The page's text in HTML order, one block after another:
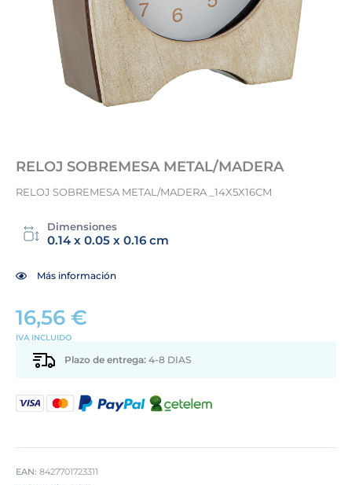
RELOJ SOBREMESA METAL/MADERA
RELOJ SOBREMESA METAL/MADERA _14X5X16CM
Dimensiones
0.14 x 0.05 x 0.16 cm
Más información
16,56 €
IVA INCLUIDO
Plazo de entrega: 4-8 DIAS
EAN: 8427701723311